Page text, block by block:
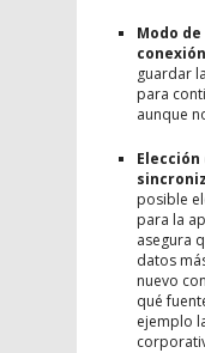
Modo
conexión
guardar
para
aunque
posible
para la
asegura
datos
nuevo
qué
ejemplo